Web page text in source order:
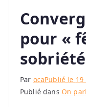
pour «
Par ocaPublié le 19
Publié dans On